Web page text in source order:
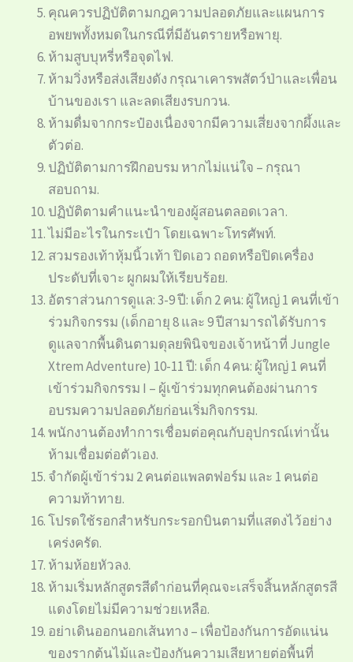
คุณควรปฏิบัติตามกฎความปลอดภัยและแผนการ
อพยพทั้งหมดในกรณีที่มีอันตรายหรือพายุ.
ห้ามสูบบุหรี่หรือจุดไฟ.
ห้ามวิ่งหรือส่งเสียงดัง กรุณาเคารพสัตว์ป่าและเพื่อน
บ้านของเรา และลดเสียงรบกวน.
ห้ามดื่มจากกระป๋องเนื่องจากมีความเสี่ยงจากผึ้งและ
ตัวต่อ.
ปฏิบัติตามการฝึกอบรม หากไม่แน่ใจ – กรุณา
สอบถาม.
ปฏิบัติตามคำแนะนำของผู้สอนตลอดเวลา.
ไม่มีอะไรในกระเป๋า โดยเฉพาะโทรศัพท์.
สวมรองเท้าหุ้มนิ้วเท้า ปิดเอว ถอดหรือปิดเครื่อง
ประดับที่เจาะ ผูกผมให้เรียบร้อย.
อัตราส่วนการดูแล: 3-9 ปี: เด็ก 2 คน: ผู้ใหญ่ 1 คนที่เข้า
ร่วมกิจกรรม (เด็กอายุ 8 และ 9 ปีสามารถได้รับการ
ดูแลจากพื้นดินตามดุลยพินิจของเจ้าหน้าที่ Jungle
Xtrem Adventure) 10-11 ปี: เด็ก 4 คน: ผู้ใหญ่ 1 คนที่
เข้าร่วมกิจกรรม I – ผู้เข้าร่วมทุกคนต้องผ่านการ
อบรมความปลอดภัยก่อนเริ่มกิจกรรม.
พนักงานต้องทำการเชื่อมต่อคุณกับอุปกรณ์เท่านั้น
ห้ามเชื่อมต่อตัวเอง.
จำกัดผู้เข้าร่วม 2 คนต่อแพลตฟอร์ม และ 1 คนต่อ
ความท้าทาย.
โปรดใช้รอกสำหรับกระรอกบินตามที่แสดงไว้อย่าง
เคร่งครัด.
ห้ามห้อยหัวลง.
ห้ามเริ่มหลักสูตรสีดำก่อนที่คุณจะเสร็จสิ้นหลักสูตรสี
แดงโดยไม่มีความช่วยเหลือ.
อย่าเดินออกนอกเส้นทาง – เพื่อป้องกันการอัดแน่น
ของรากต้นไม้และป้องกันความเสียหายต่อพื้นที่